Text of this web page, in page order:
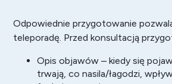
Odpowiednie przygotowanie
teleporadę. Przed konsultacją
Opis objawów – kiedy się
trwają, co nasila/łagodzi,